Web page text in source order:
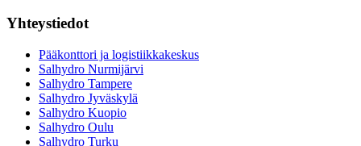
Yhteystiedot
Pääkonttori ja logistiikkakeskus
Salhydro Nurmijärvi
Salhydro Tampere
Salhydro Jyväskylä
Salhydro Kuopio
Salhydro Oulu
Salhydro Turku